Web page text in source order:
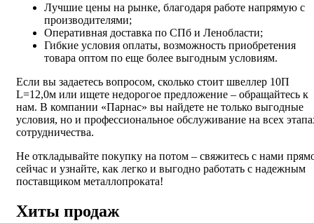
Лучшие цены на рынке, благодаря работе напрямую с
производителями;
Оперативная доставка по СПб и Ленобласти;
Гибкие условия оплаты, возможность приобретения
товара оптом по еще более выгодным условиям.
Если вы задаетесь вопросом, сколько стоит швеллер 10П
L=12,0м или ищете недорогое предложение – обращайтесь к
нам. В компании «Парнас» вы найдете не только выгодные
условия, но и профессиональное обслуживание на всех
сотрудничества.
Не откладывайте покупку на потом – свяжитесь с нами
сейчас и узнайте, как легко и выгодно работать с надежным
поставщиком металлопроката!
Хиты продаж